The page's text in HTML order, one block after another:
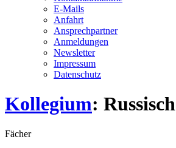
E-Mails
Anfahrt
Ansprechpartner
Anmeldungen
Newsletter
Impressum
Datenschutz
Kollegium: Russisch
Fächer